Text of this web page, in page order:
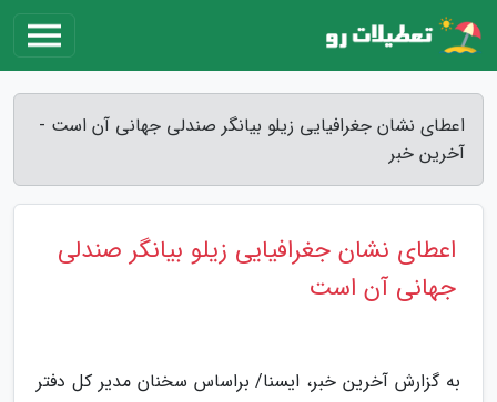
اعطای نشان جغرافیایی زیلو بیانگر صندلی جهانی آن است -
آخرین خبر
اعطای نشان جغرافیایی زیلو بیانگر صندلی
جهانی آن است
به گزارش آخرین خبر، ایسنا/ براساس سخنان مدیر کل دفتر